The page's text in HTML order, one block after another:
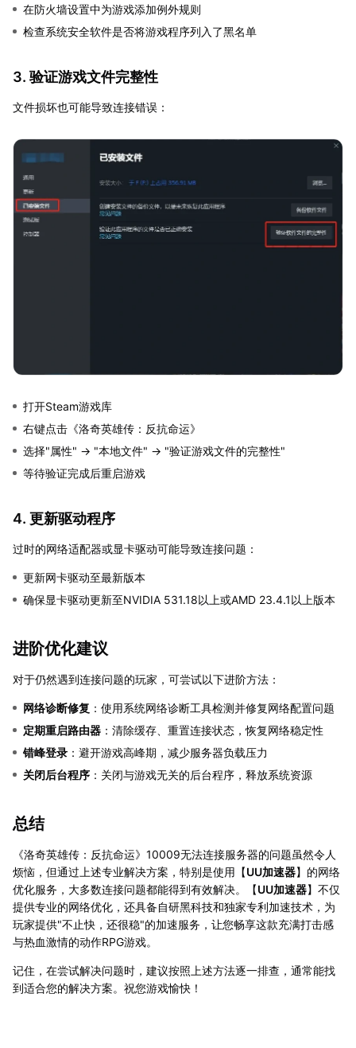
在防火墙设置中为游戏添加例外规则
检查系统安全软件是否将游戏程序列入了黑名单
3. 验证游戏文件完整性
文件损坏也可能导致连接错误：
打开Steam游戏库
右键点击《洛奇英雄传：反抗命运》
选择"属性" → "本地文件" → "验证游戏文件的完整性"
等待验证完成后重启游戏
4. 更新驱动程序
过时的网络适配器或显卡驱动可能导致连接问题：
更新网卡驱动至最新版本
确保显卡驱动更新至NVIDIA 531.18以上或AMD 23.4.1以上版本
进阶优化建议
对于仍然遇到连接问题的玩家，可尝试以下进阶方法：
网络诊断修复 ：使用系统网络诊断工具检测并修复网络配置问题
定期重启路由器 ：清除缓存、重置连接状态，恢复网络稳定性
错峰登录 ：避开游戏高峰期，减少服务器负载压力
关闭后台程序 ：关闭与游戏无关的后台程序，释放系统资源
总结
《洛奇英雄传：反抗命运》10009无法连接服务器的问题虽然令人
烦恼，但通过上述专业解决方案，特别是使用【UU加速器】的网络
优化服务，大多数连接问题都能得到有效解决。【UU加速器】不仅
提供专业的网络优化，还具备自研黑科技和独家专利加速技术，为
玩家提供"不止快，还很稳"的加速服务，让您畅享这款充满打击感
与热血激情的动作RPG游戏。
记住，在尝试解决问题时，建议按照上述方法逐一排查，通常能找
到适合您的解决方案。祝您游戏愉快！